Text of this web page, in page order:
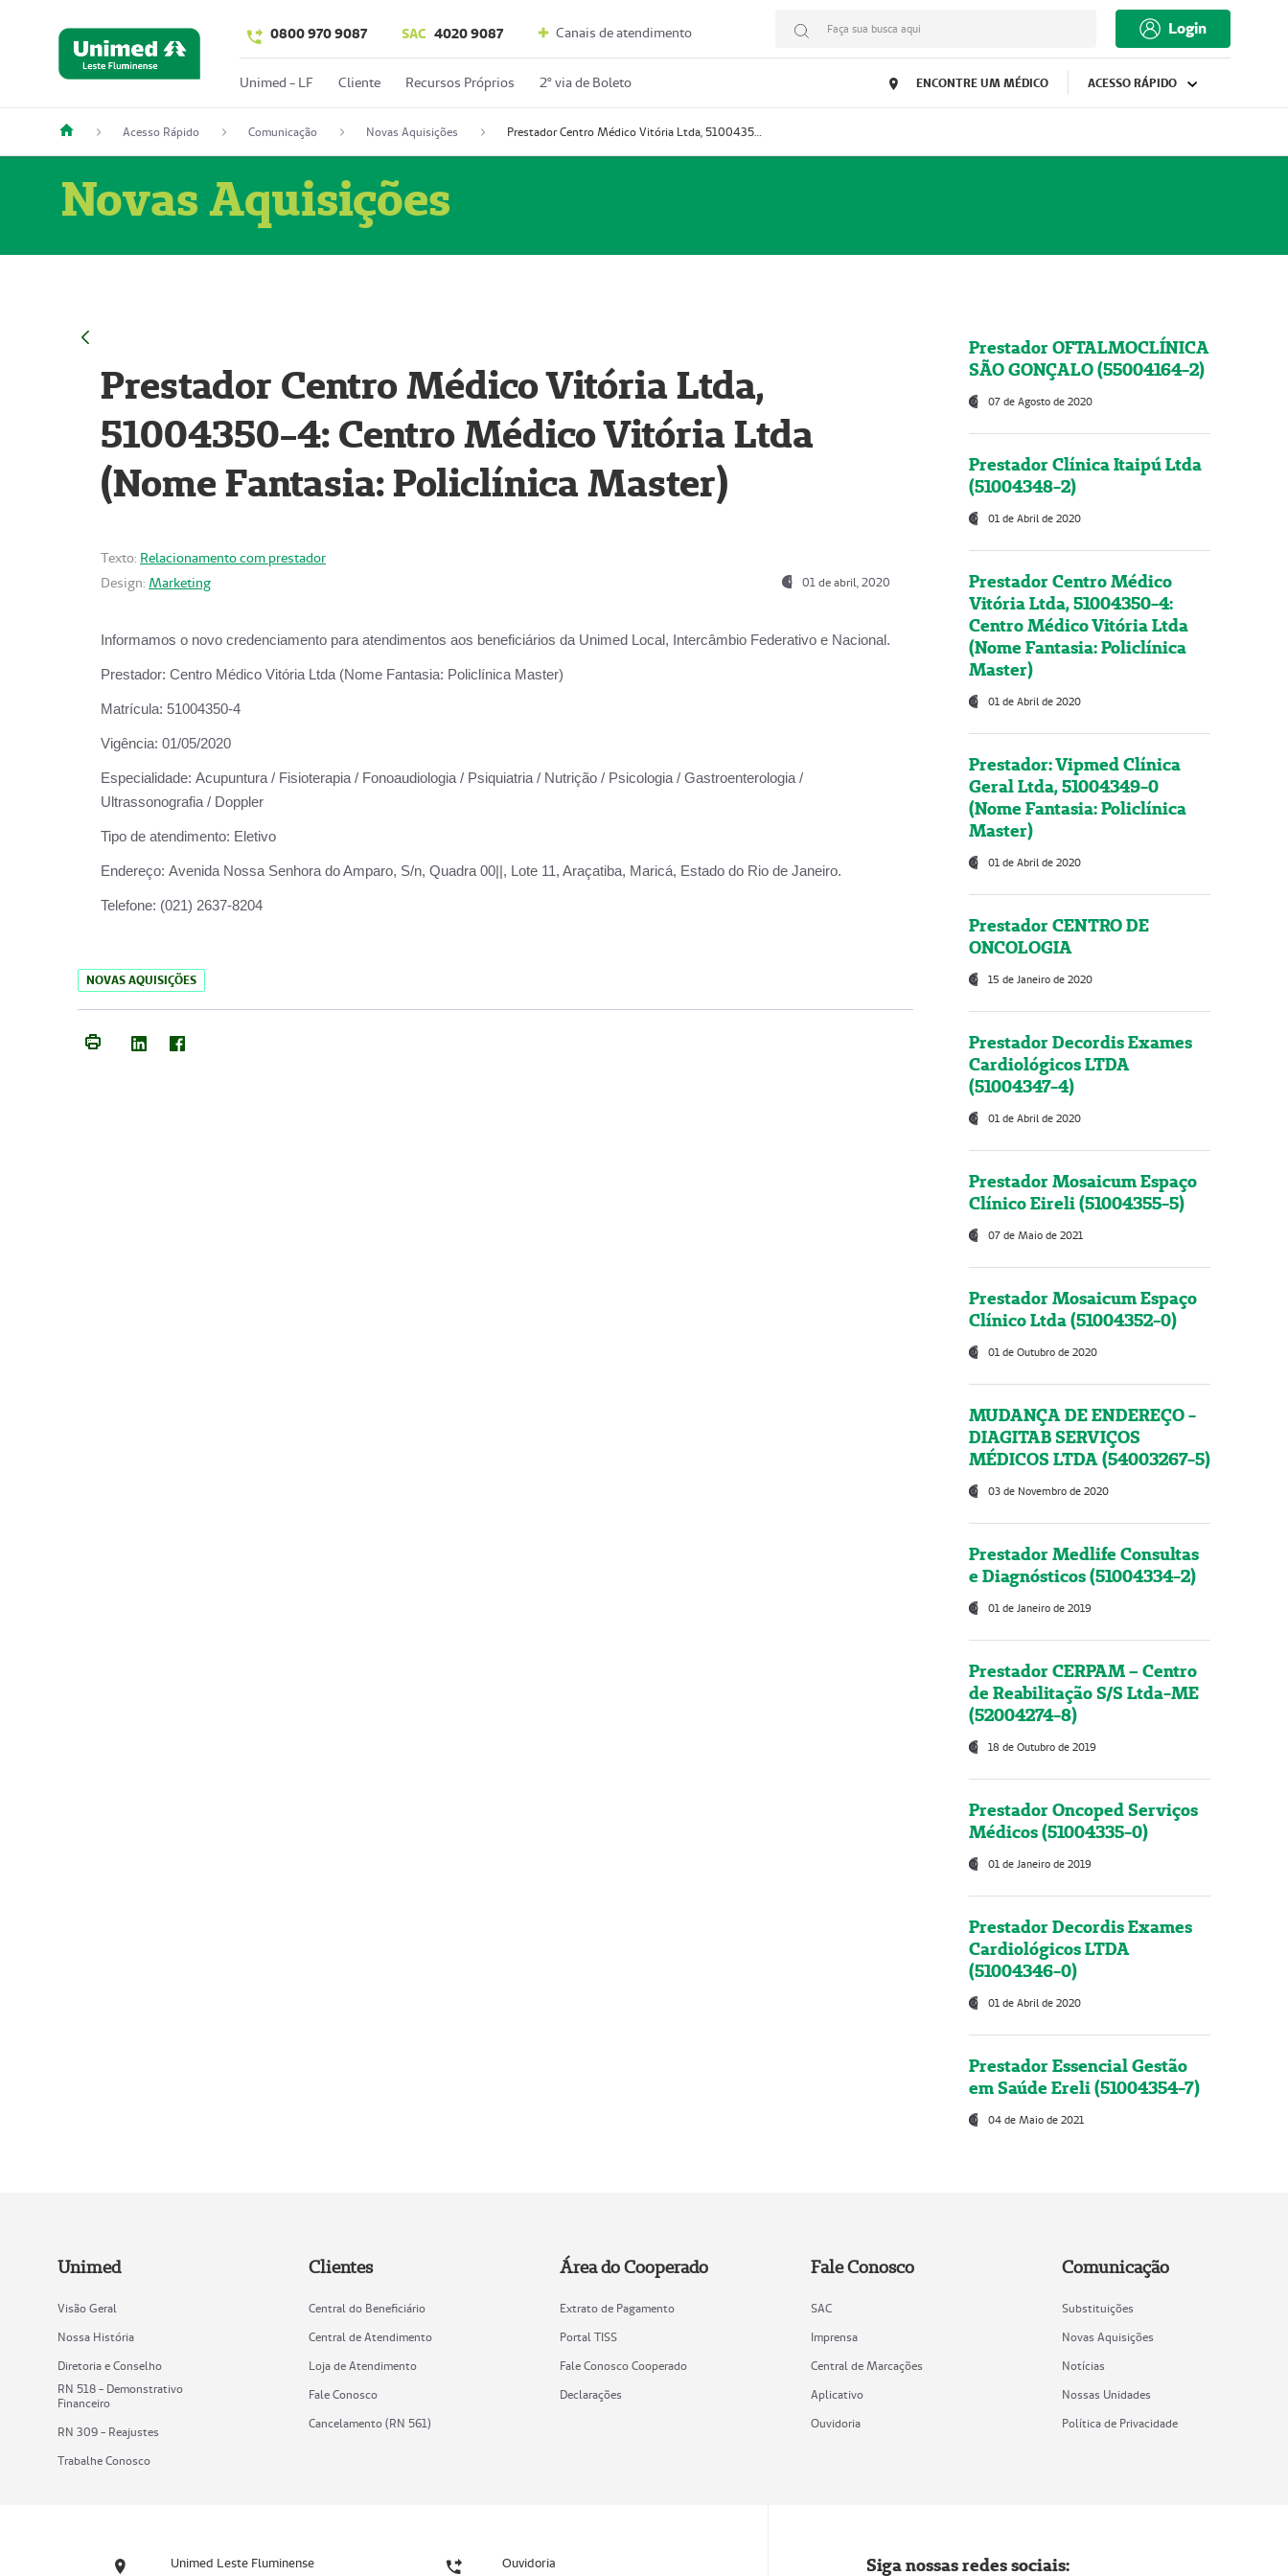
0800 970 9087 SAC 4020 9087 Canais de atendimento Faça sua busca aqui Login
Unimed - LF Cliente Recursos Próprios 2º via de Boleto ENCONTRE UM MÉDICO ACESSO RÁPIDO
Acesso Rápido Comunicação Novas Aquisições Prestador Centro Médico Vitória Ltda, 51004350-4: Centro Médico Vitória Ltda (Nome Fantasia: Policlínica Master)
Novas Aquisições
Prestador Centro Médico Vitória Ltda,
51004350-4: Centro Médico Vitória Ltda
(Nome Fantasia: Policlínica Master)
Texto: Relacionamento com prestador
Design: Marketing 01 de abril, 2020
Informamos o novo credenciamento para atendimentos aos beneficiários da Unimed Local, Intercâmbio Federativo e Nacional.
Prestador: Centro Médico Vitória Ltda (Nome Fantasia: Policlínica Master)
Matrícula: 51004350-4
Vigência: 01/05/2020
Especialidade: Acupuntura / Fisioterapia / Fonoaudiologia / Psiquiatria / Nutrição / Psicologia / Gastroenterologia /
Ultrassonografia / Doppler
Tipo de atendimento: Eletivo
Endereço: Avenida Nossa Senhora do Amparo, S/n, Quadra 00||, Lote 11, Araçatiba, Maricá, Estado do Rio de Janeiro.
Telefone: (021) 2637-8204
NOVAS AQUISIÇÕES
Prestador OFTALMOCLÍNICA
SÃO GONÇALO (55004164-2)
07 de Agosto de 2020
Prestador Clínica Itaipú Ltda
(51004348-2)
01 de Abril de 2020
Prestador Centro Médico
Vitória Ltda, 51004350-4:
Centro Médico Vitória Ltda
(Nome Fantasia: Policlínica
Master)
01 de Abril de 2020
Prestador: Vipmed Clínica
Geral Ltda, 51004349-0
(Nome Fantasia: Policlínica
Master)
01 de Abril de 2020
Prestador CENTRO DE
ONCOLOGIA
15 de Janeiro de 2020
Prestador Decordis Exames
Cardiológicos LTDA
(51004347-4)
01 de Abril de 2020
Prestador Mosaicum Espaço
Clínico Eireli (51004355-5)
07 de Maio de 2021
Prestador Mosaicum Espaço
Clínico Ltda (51004352-0)
01 de Outubro de 2020
MUDANÇA DE ENDEREÇO -
DIAGITAB SERVIÇOS
MÉDICOS LTDA (54003267-5)
03 de Novembro de 2020
Prestador Medlife Consultas
e Diagnósticos (51004334-2)
01 de Janeiro de 2019
Prestador CERPAM – Centro
de Reabilitação S/S Ltda-ME
(52004274-8)
18 de Outubro de 2019
Prestador Oncoped Serviços
Médicos (51004335-0)
01 de Janeiro de 2019
Prestador Decordis Exames
Cardiológicos LTDA
(51004346-0)
01 de Abril de 2020
Prestador Essencial Gestão
em Saúde Ereli (51004354-7)
04 de Maio de 2021
Unimed
Visão Geral
Nossa História
Diretoria e Conselho
RN 518 - Demonstrativo
Financeiro
RN 309 - Reajustes
Trabalhe Conosco
Clientes
Central do Beneficiário
Central de Atendimento
Loja de Atendimento
Fale Conosco
Cancelamento (RN 561)
Área do Cooperado
Extrato de Pagamento
Portal TISS
Fale Conosco Cooperado
Declarações
Fale Conosco
SAC
Imprensa
Central de Marcações
Aplicativo
Ouvidoria
Comunicação
Substituições
Novas Aquisições
Notícias
Nossas Unidades
Política de Privacidade
Unimed Leste Fluminense Ouvidoria Siga nossas redes sociais: